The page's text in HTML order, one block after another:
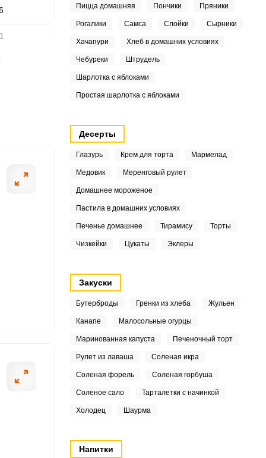
Пицца домашняя Пончики Пряники
Рогалики Самса Слойки Сырники
Хачапури Хлеб в домашних условиях
Чебуреки Штрудель
Шарлотка с яблоками
Простая шарлотка с яблоками
Десерты
Глазурь Крем для торта Мармелад
Медовик Меренговый рулет
Домашнее мороженое
Пастила в домашних условиях
Печенье домашнее Тирамису Торты
Чизкейки Цукаты Эклеры
Закуски
Бутерброды Гренки из хлеба Жульен
Канапе Малосольные огурцы
Маринованная капуста Печеночный торт
Рулет из лаваша Соленая икра
Соленая форель Соленая горбуша
Соленое сало Тарталетки с начинкой
Холодец Шаурма
Напитки
удаляем
и нарезаем
2 ИЗ 5